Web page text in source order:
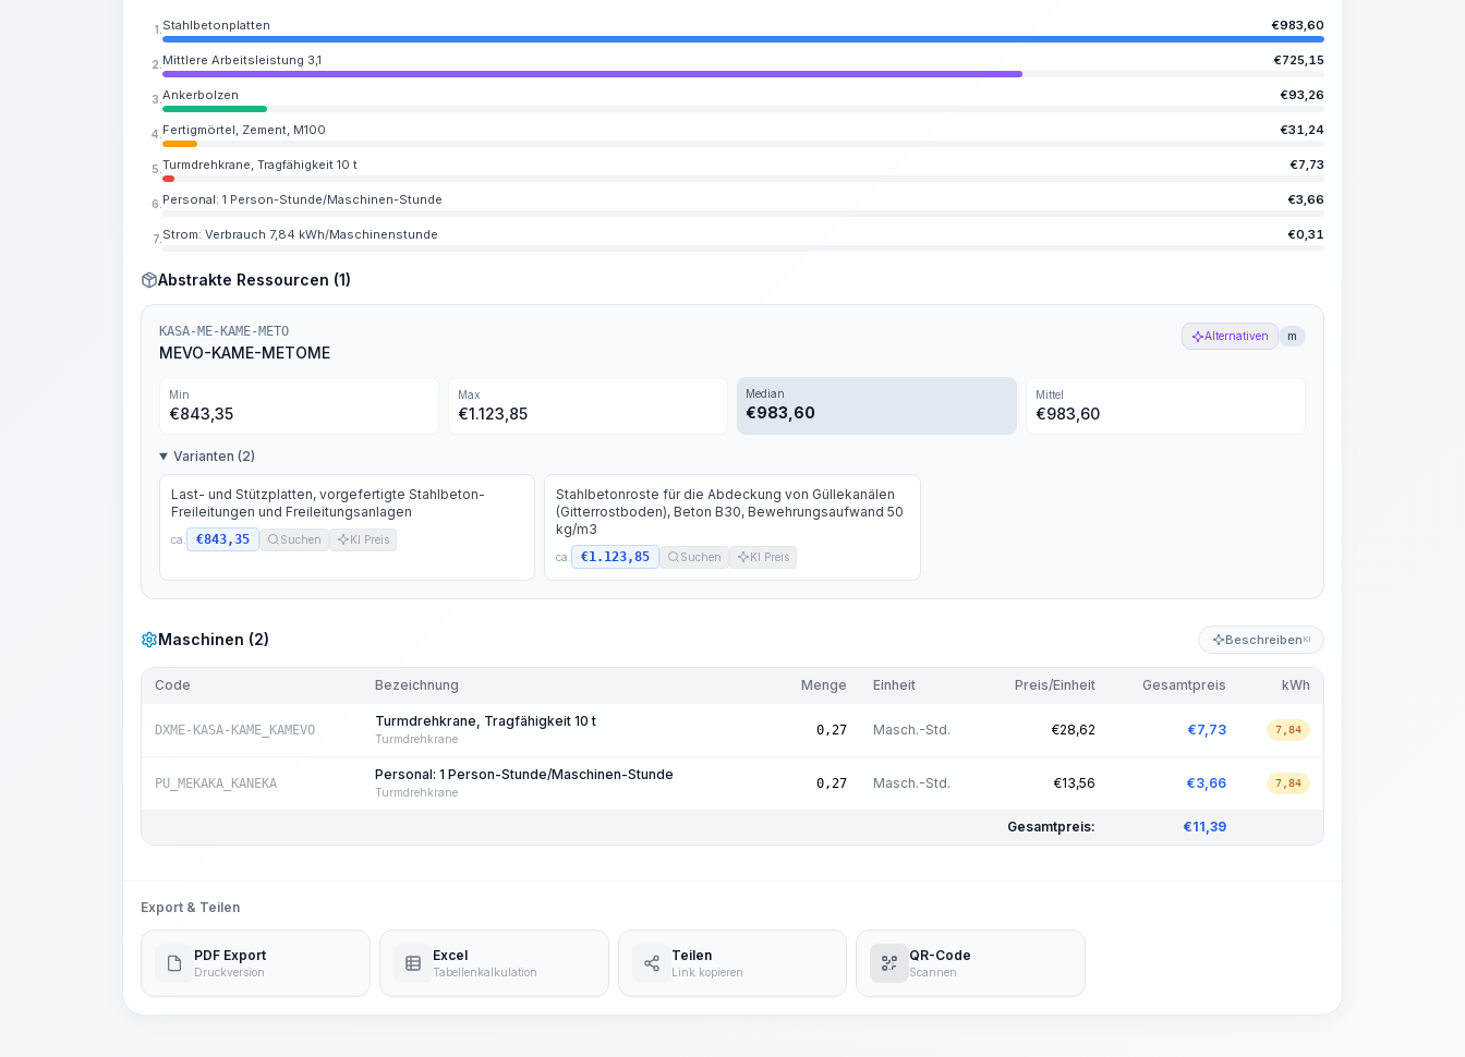
1. Stahlbetonplatten €983,60
2. Mittlere Arbeitsleistung 3,1 €725,15
3. Ankerbolzen €93,26
4. Fertigmörtel, Zement, M100 €31,24
5. Turmdrehkrane, Tragfähigkeit 10 t €7,73
6. Personal: 1 Person-Stunde/Maschinen-Stunde €3,66
7. Strom: Verbrauch 7,84 kWh/Maschinenstunde €0,31
Abstrakte Ressourcen (1)
KASA-ME-KAME-METO
MEVO-KAME-METOME
Alternativen m
Min
€843,35
Max
€1.123,85
Median
€983,60
Mittel
€983,60
Varianten (2)
Last- und Stützplatten, vorgefertigte Stahlbeton-
Freileitungen und Freileitungsanlagen
ca. €843,35 Suchen KI Preis
Stahlbetonroste für die Abdeckung von Güllekanälen
(Gitterrostboden), Beton B30, Bewehrungsaufwand 50
kg/m3
ca. €1.123,85 Suchen KI Preis
Maschinen (2) Beschreiben KI
Code Bezeichnung Menge Einheit Preis/Einheit Gesamtpreis kWh
DXME-KASA-KAME_KAMEVO
Turmdrehkrane, Tragfähigkeit 10 t
Turmdrehkrane
0,27 Masch.-Std. €28,62 €7,73 7,84
PU_MEKAKA_KANEKA
Personal: 1 Person-Stunde/Maschinen-Stunde
Turmdrehkrane
0,27 Masch.-Std. €13,56 €3,66 7,84
Gesamtpreis: €11,39
Export & Teilen
PDF Export
Druckversion
Excel
Tabellenkalkulation
Teilen
Link kopieren
QR-Code
Scannen